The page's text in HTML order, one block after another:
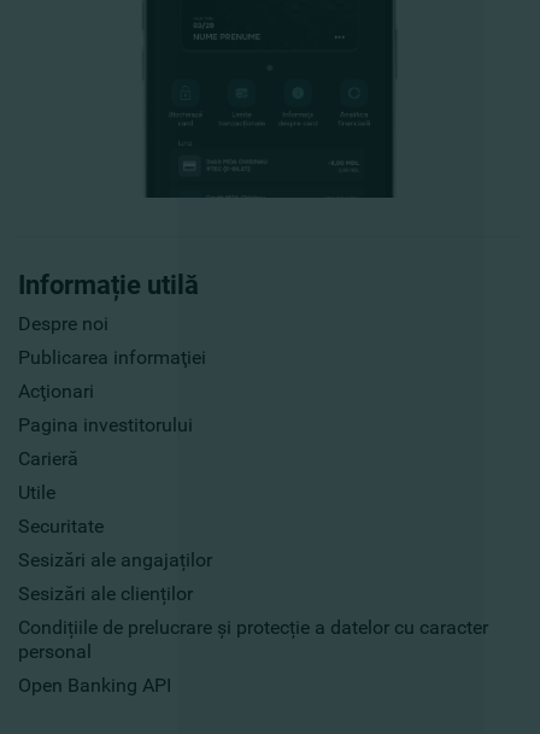
Informație utilă
Despre noi
Publicarea informaţiei
Acţionari
Pagina investitorului
Carieră
Utile
Securitate
Sesizări ale angajaților
Sesizări ale clienților
Condițiile de prelucrare și protecție a datelor cu caracter
personal
Open Banking API